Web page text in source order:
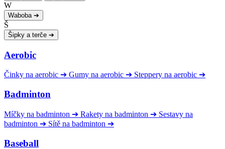
W
Waboba ➔
Š
Šipky a terče ➔
Aerobic
Činky na aerobic ➔ Gumy na aerobic ➔ Steppery na aerobic ➔
Badminton
Míčky na badminton ➔ Rakety na badminton ➔ Sestavy na
badminton ➔ Sítě na badminton ➔
Baseball